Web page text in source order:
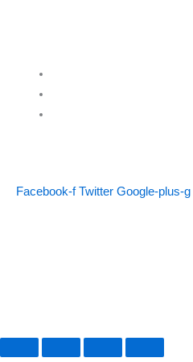
Facebook-f Twitter Google-plus-g